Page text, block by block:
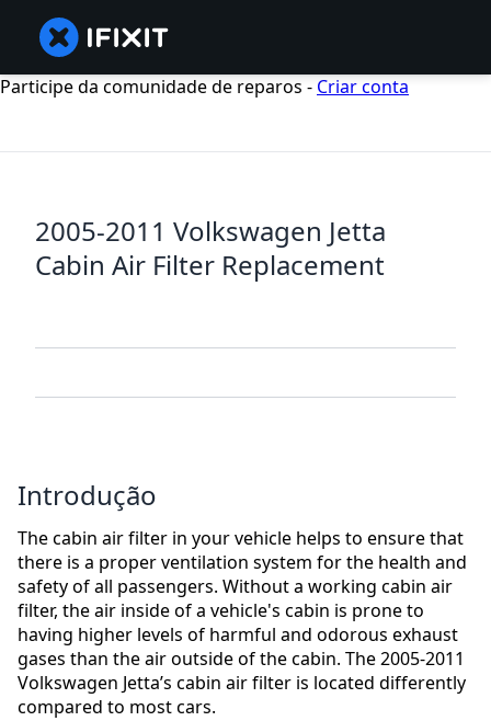
Participe da comunidade de reparos - Criar conta
2005-2011 Volkswagen Jetta
Cabin Air Filter Replacement
Introdução
The cabin air filter in your vehicle helps to ensure that
there is a proper ventilation system for the health and
safety of all passengers. Without a working cabin air
filter, the air inside of a vehicle's cabin is prone to
having higher levels of harmful and odorous exhaust
gases than the air outside of the cabin. The 2005-2011
Volkswagen Jetta’s cabin air filter is located differently
compared to most cars.